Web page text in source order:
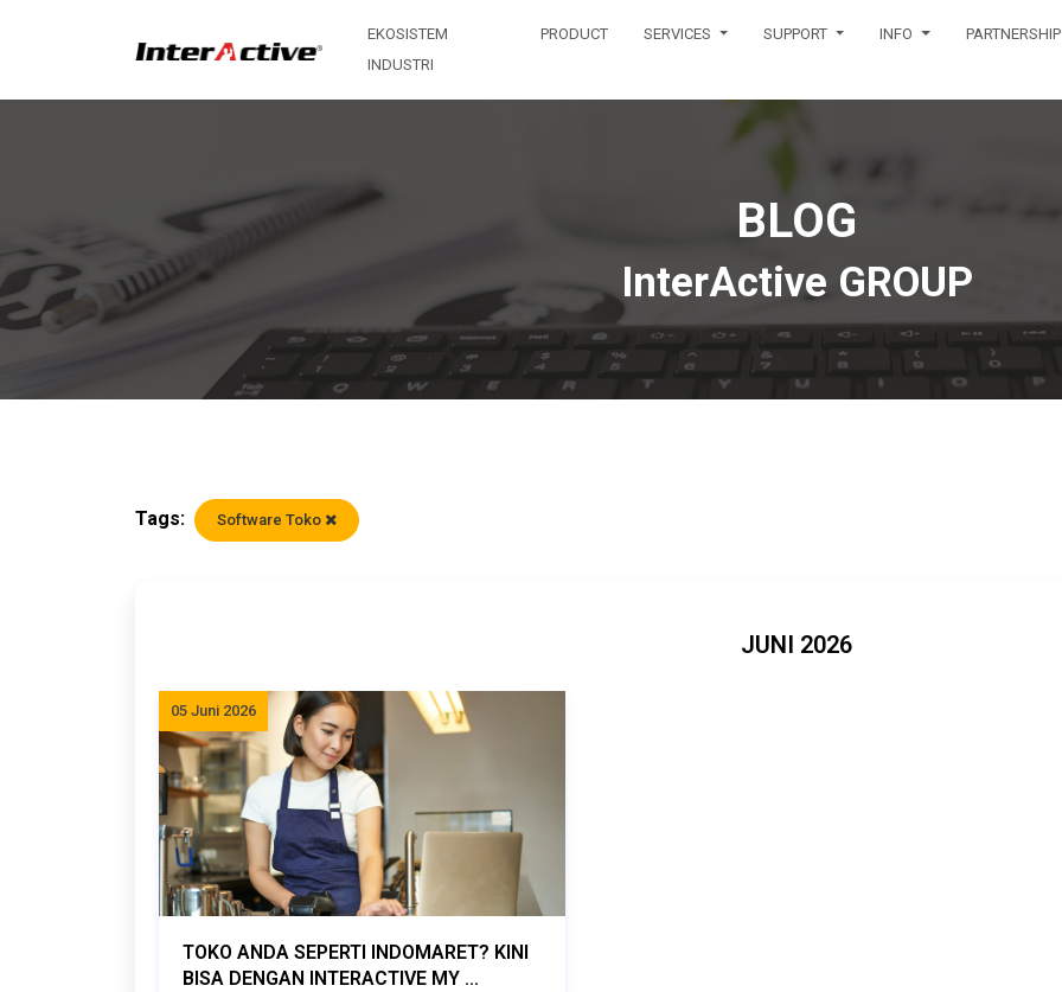
EKOSISTEM
INDUSTRI
PRODUCT SERVICES SUPPORT INFO PARTNERSHIP
BLOG
InterActive GROUP
Tags: Software Toko
JUNI 2026
05 Juni 2026
TOKO ANDA SEPERTI INDOMARET? KINI
BISA DENGAN INTERACTIVE MY ...